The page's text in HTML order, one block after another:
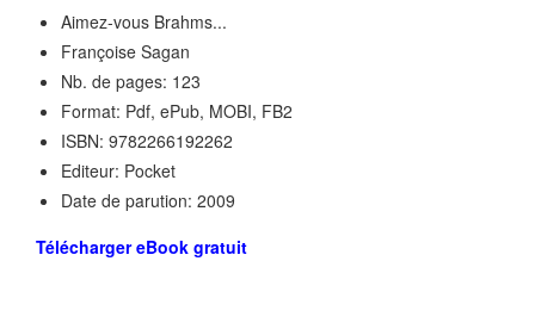
Aimez-vous Brahms...
Françoise Sagan
Nb. de pages: 123
Format: Pdf, ePub, MOBI, FB2
ISBN: 9782266192262
Editeur: Pocket
Date de parution: 2009
Télécharger eBook gratuit